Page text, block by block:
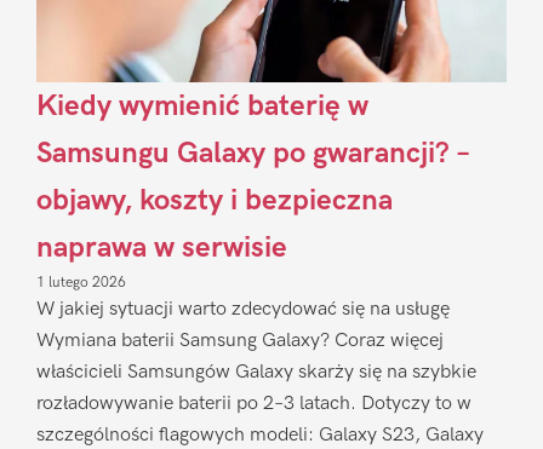
Kiedy wymienić baterię w
Samsungu Galaxy po gwarancji? –
objawy, koszty i bezpieczna
naprawa w serwisie
1 lutego 2026
W jakiej sytuacji warto zdecydować się na usługę
Wymiana baterii Samsung Galaxy? Coraz więcej
właścicieli Samsungów Galaxy skarży się na szybkie
rozładowywanie baterii po 2–3 latach. Dotyczy to w
szczególności flagowych modeli: Galaxy S23, Galaxy